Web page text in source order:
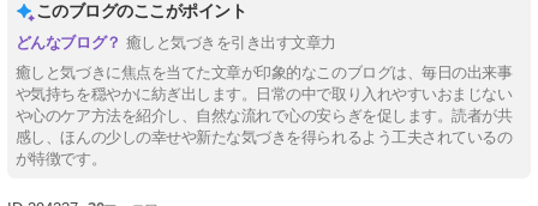
このブログのここがポイント
癒しと気づきを引き出す文章力
癒しと気づきに焦点を当てた文章が印象的なこのブログは、毎日の出来事
や気持ちを穏やかに紡ぎ出します。日常の中で取り入れやすいおまじない
や心のケア方法を紹介し、自然な流れで心の安らぎを促します。読者が共
感し、ほんの少しの幸せや新たな気づきを得られるよう工夫されているの
が特徴です。